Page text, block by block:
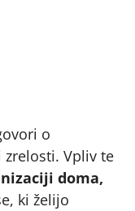
o
Vpliv te
doma,
ki želijo